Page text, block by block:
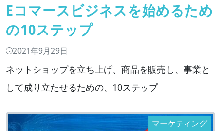
Eコマースビジネスを始めるため
の10ステップ
2021年9月29日
ネットショップを立ち上げ、商品を販売し、事業と
して成り立たせるための、10ステップ
マーケティング